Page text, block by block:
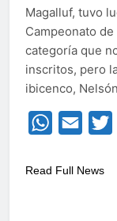
Magalluf, tuvo
Campeonato
categoría que
inscritos, pero
ibicenco,
WhatsApp
Email
Read Full News